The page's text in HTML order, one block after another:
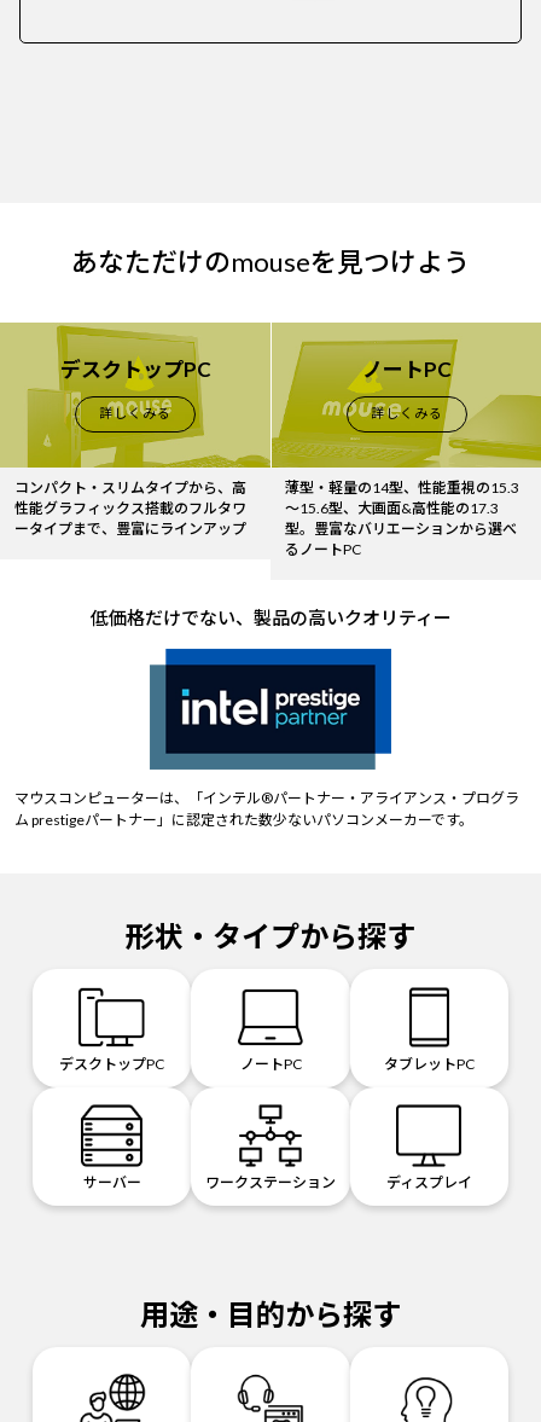
あなただけのmouseを見つけよう
デスクトップPC
詳しくみる
コンパクト・スリムタイプから、高
性能グラフィックス搭載のフルタワ
ータイプまで、豊富にラインアップ
ノートPC
詳しくみる
薄型・軽量の14型、性能重視の15.3
～15.6型、大画面&高性能の17.3
型。豊富なバリエーションから選べ
るノートPC
低価格だけでない、製品の高いクオリティー
マウスコンピューターは、「インテル®パートナー・アライアンス・プログラ
ム prestigeパートナー」に認定された数少ないパソコンメーカーです。
形状・タイプから探す
デスクトップPC ノートPC タブレットPC
サーバー ワークステーション ディスプレイ
用途・目的から探す